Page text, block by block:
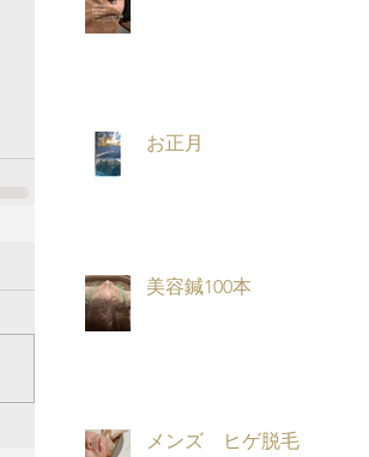
お正月
美容鍼100本
メンズ ヒゲ脱毛